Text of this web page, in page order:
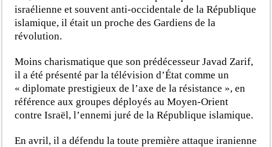
israélienne et souvent anti-occidentale de la République
islamique, il était un proche des Gardiens de la
révolution.
Moins charismatique que son prédécesseur Javad Zarif,
il a été présenté par la télévision d’État comme un
« diplomate prestigieux de l’axe de la résistance », en
référence aux groupes déployés au Moyen-Orient
contre Israël, l’ennemi juré de la République islamique.
En avril, il a défendu la toute première attaque iranienne